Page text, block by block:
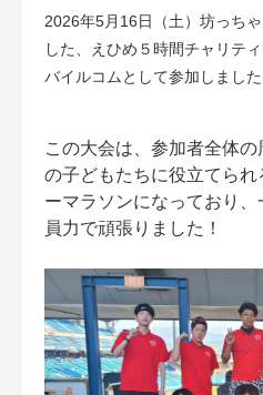
2026年5月16日（土）坊っち
した、えひめ５時間チャリテ
バイルコムとして参加しました
この大会は、参加者全体
の子どもたちに役立てら
ーマラソンになっており
員力で頑張りました！